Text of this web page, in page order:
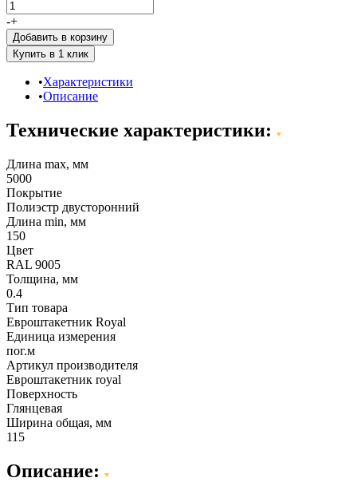
-+
Добавить в корзину
Характеристики
Описание
Технические характеристики:
Длина max, мм
5000
Покрытие
Полиэстр двусторонний
Длина min, мм
150
Цвет
RAL 9005
Толщина, мм
0.4
Тип товара
Евроштакетник Royal
Единица измерения
пог.м
Артикул производителя
Евроштакетник royal
Поверхность
Глянцевая
Ширина общая, мм
115
Описание: